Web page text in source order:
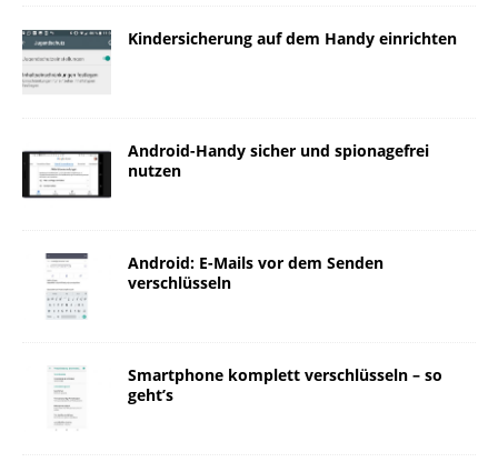
Kindersicherung auf dem Handy einrichten
Android-Handy sicher und spionagefrei
nutzen
Android: E-Mails vor dem Senden
verschlüsseln
Smartphone komplett verschlüsseln – so
geht’s